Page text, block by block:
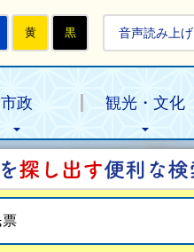
黄 黒 音声読み上げ
市政 観光・文化